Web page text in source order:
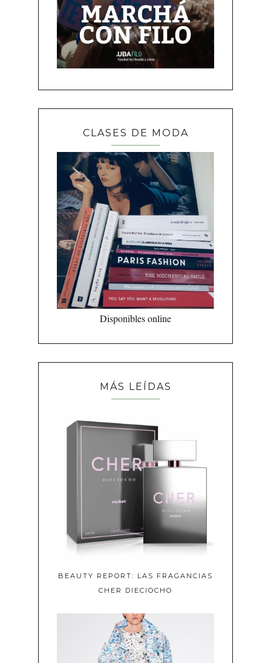
CLASES DE MODA
Disponibles online
MÁS LEÍDAS
BEAUTY REPORT: LAS FRAGANCIAS
CHER DIECIOCHO